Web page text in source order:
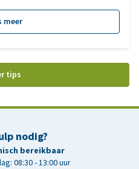
per categorie!
meer
tips
nodig?
bereikbaar
08:30 - 13:00 uur